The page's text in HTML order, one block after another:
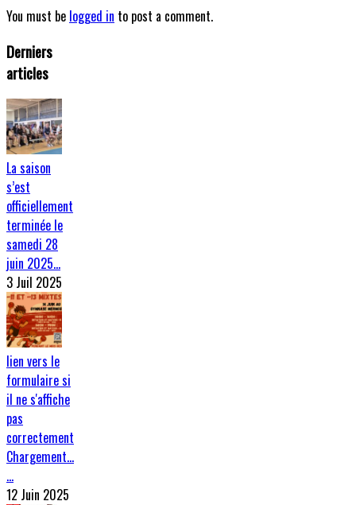
You must be logged in to post a comment.
Derniers
articles
La saison
s’est
officiellement
terminée le
samedi 28
juin 2025…
3 Juil 2025
lien vers le
formulaire si
il ne s'affiche
pas
correctement
Chargement…
…
12 Juin 2025